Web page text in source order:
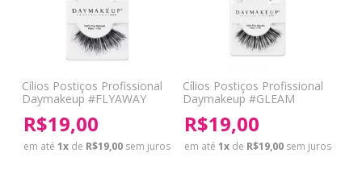
Cílios Postiços Profissional
Daymakeup #FLYAWAY
R$19,00
em até1x de R$19,00 sem juros
Cílios Postiços Profissional
Daymakeup #GLEAM
R$19,00
em até1x de R$19,00 sem juros